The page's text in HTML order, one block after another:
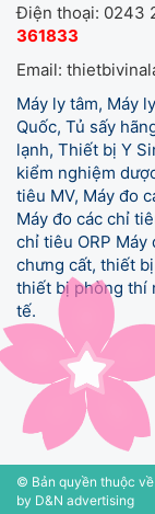
Điện thoại: 0243
361833
Email:
Máy ly tâm, Máy
Quốc, Tủ sấy
lạnh, Thiết bị Y
kiểm nghiệm
tiêu MV, Máy đo
Máy đo các chỉ
chỉ tiêu ORP
chưng cất, thiết
thiết bị phòng thí
tế.
© Bản quyền thuộc về
by D&N advertising